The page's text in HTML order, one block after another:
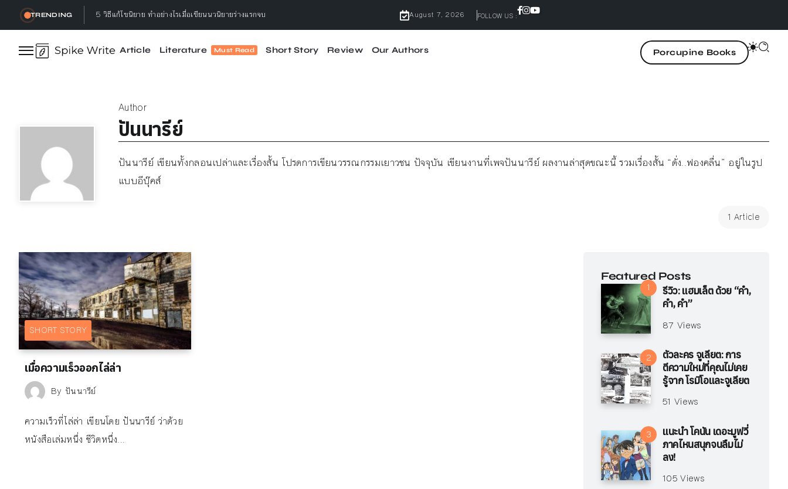
TRENDING
5 วิธีแก้ไขนิยาย ทำอย่างไรเมื่อเขียนนวนิยายร่างแรกจบ
5 วิธีอ่านหนังสือ ให้จบ พร้อมจดจำได้ไม่ลืม ทำแล้วได้ผลจริง
5 วิธีแก้ไขนิยาย ทำอย่างไรเมื่อเขียนนวนิยายร่างแรกจบ
August 7, 2026 FOLLOW US :
Article Literature Must Read Short Story Review Our Authors Porcupine Books
Author
ปันนารีย์
ปันนารีย์ เขียนทั้งกลอนเปล่าและเรื่องสั้น โปรดการเขียนวรรณกรรมเยาวชน ปัจจุบัน เขียนงานที่เพจปันนารีย์ ผลงานล่าสุดขณะนี้ รวมเรื่องสั้น “ดั่ง..ฟองคลื่น” อยู่ในรูป
แบบอีบุ๊คส์
1 Article
SHORT STORY
เมื่อความเร็วออกไล่ล่า
By ปันนารีย์
ความเร็วที่ไล่ล่า เขียนโดย ปันนารีย์ ว่าด้วย
หนังสือเล่มหนึ่ง ชีวิตหนึ่ง...
Featured Posts
รีวิว: แฮมเล็ต ด้วย “คำ,
คำ, คำ”
87 Views
ตัวละคร จูเลียต: การ
ตีความใหม่ที่คุณไม่เคย
รู้จาก โรมิโอและจูเลียต
51 Views
แนะนำ โคนัน เดอะมูฟวี่
ภาคไหนสนุกจนลืมไม่
ลง!
105 Views